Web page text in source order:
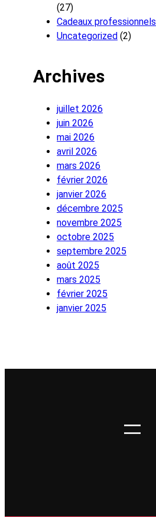
(27)
Cadeaux professionnels
Uncategorized (2)
Archives
juillet 2026
juin 2026
mai 2026
avril 2026
mars 2026
février 2026
janvier 2026
décembre 2025
novembre 2025
octobre 2025
septembre 2025
août 2025
mars 2025
février 2025
janvier 2025